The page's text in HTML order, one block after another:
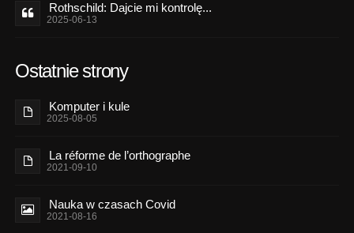
Rothschild: Dajcie mi kontrolę...
2025-06-13
Ostatnie strony
Komputer i kule
2025-08-05
La réforme de l’orthographe
2021-09-10
Nauka w czasach Covid
2021-08-16